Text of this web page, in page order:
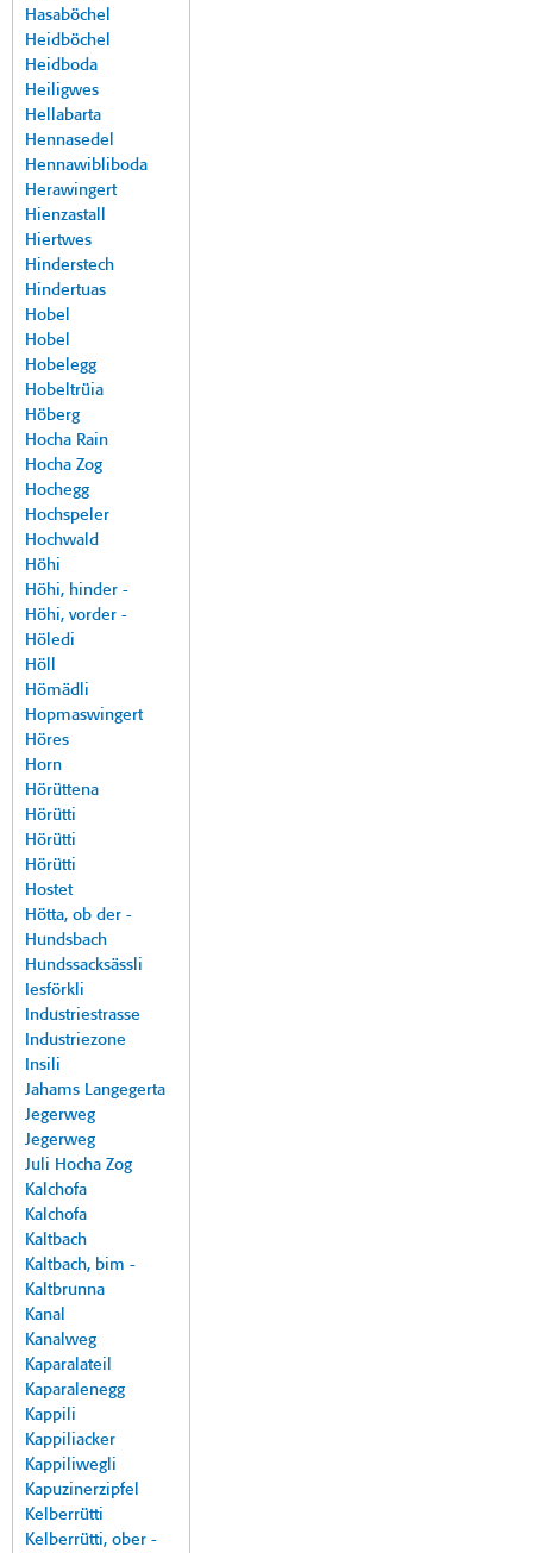
Hasaböchel
Heidböchel
Heidboda
Heiligwes
Hellabarta
Hennasedel
Hennawibliboda
Herawingert
Hienzastall
Hiertwes
Hinderstech
Hindertuas
Hobel
Hobel
Hobelegg
Hobeltrüia
Höberg
Hocha Rain
Hocha Zog
Hochegg
Hochspeler
Hochwald
Höhi
Höhi, hinder -
Höhi, vorder -
Höledi
Höll
Hömädli
Hopmaswingert
Höres
Horn
Hörüttena
Hörütti
Hörütti
Hörütti
Hostet
Hötta, ob der -
Hundsbach
Hundssacksässli
Iesförkli
Industriestrasse
Industriezone
Insili
Jahams Langegerta
Jegerweg
Jegerweg
Juli Hocha Zog
Kalchofa
Kalchofa
Kaltbach
Kaltbach, bim -
Kaltbrunna
Kanal
Kanalweg
Kaparalateil
Kaparalenegg
Kappili
Kappiliacker
Kappiliwegli
Kapuzinerzipfel
Kelberrütti
Kelberrütti, ober -